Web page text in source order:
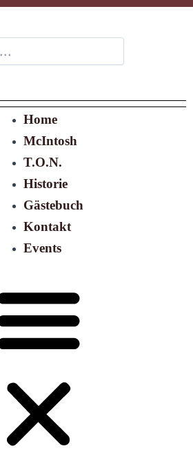
Home
McIntosh
T.O.N.
Historie
Gästebuch
Kontakt
Events